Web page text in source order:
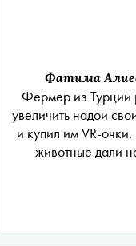
Фатима
Фермер из Турции
увеличить надои
и купил им VR-очки.
животные дали